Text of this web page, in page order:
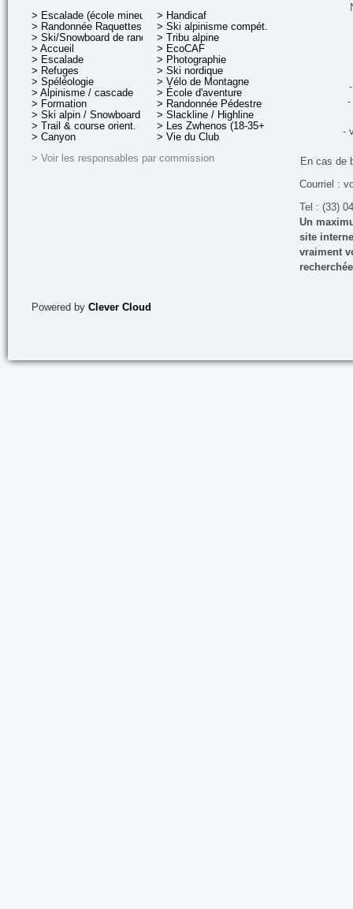
> Escalade (école mineurs)
> Randonnée Raquettes
> Ski/Snowboard de rando.
> Accueil
> Escalade
> Refuges
> Spéléologie
> Alpinisme / cascade
> Formation
> Ski alpin / Snowboard
> Trail & course orient.
> Canyon
> Handicaf
> Ski alpinisme compét.
> Tribu alpine
> EcoCAF
> Photographie
> Ski nordique
> Vélo de Montagne
> École d'aventure
> Randonnée Pédestre
> Slackline / Highline
> Les Zwhenos (18-35+ ans)
> Vie du Club
> Voir les responsables par commission
-
-
En cas de
Courriel :
Tel : (33)
Un
site
vraiment
Powered by Clever Cloud